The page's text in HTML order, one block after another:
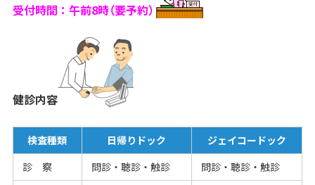
受付時間：午前8時（要予約）
健診内容
検査種類 日帰りドック
ジェイコードック
診 察
問診・聴診・触診 問診・聴診・触診